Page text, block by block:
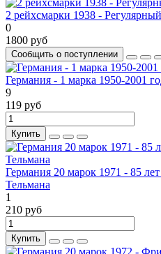
2 рейхсмарки 1938 -
0
1800 руб
Сообщить о поступлении
Германия - 1 марка 1950-2001
9
119 руб
Купить
Германия 20 марок 1971 - 85
Тельмана
1
210 руб
Купить